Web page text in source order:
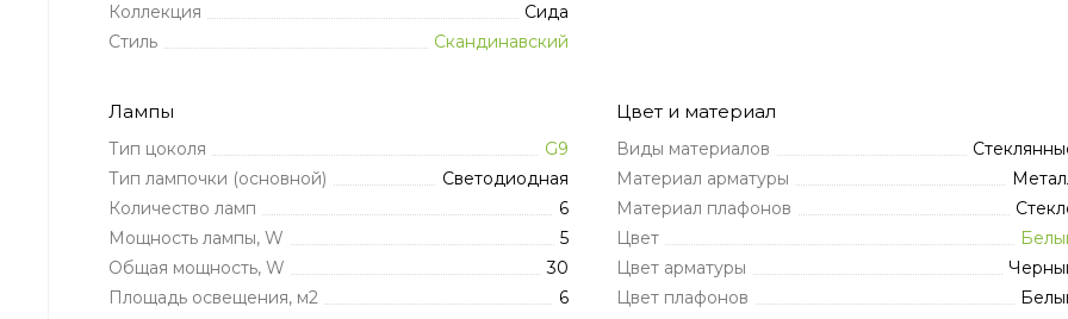
Коллекция
Сида
Стиль
Скандинавский
Лампы
Тип цоколя
G9
Тип лампочки (основной)
Светодиодная
Количество ламп
6
Мощность лампы, W
5
Общая мощность, W
30
Площадь освещения, м2
6
Цвет и материал
Виды материалов
Материал арматуры
Материал плафонов
Цвет
Цвет арматуры
Цвет плафонов